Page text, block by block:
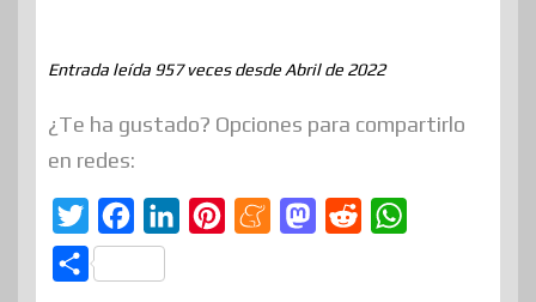
Entrada leída 957 veces desde Abril de 2022
¿Te ha gustado? Opciones para compartirlo
en redes:
w
a
c
M
M
C